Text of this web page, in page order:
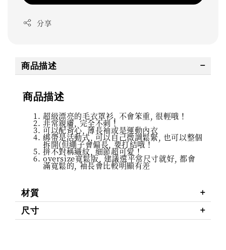
分享
商品描述
商品描述
超級漂亮的毛衣罩衫, 不會笨重, 很輕哦！
非常親膚, 完全不刺！
可以配背心, 薄長袖或是運動內衣
綁帶是活動式, 可以自己微調鬆緊, 也可以整個
拆開(但繩子會偏長, 要打結哦！
拼不對稱織紋, 細節超可愛！
oversize寬鬆版, 建議選平常尺寸就好, 都會
滿寬鬆的, 袖長會比較明顯有差
材質
尺寸